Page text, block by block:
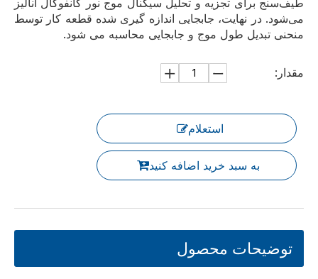
طیف‌سنج برای تجزیه و تحلیل سیگنال موج نور کانفوکال آنالیز
می‌شود. در نهایت، جابجایی اندازه گیری شده قطعه کار توسط
منحنی تبدیل طول موج و جابجایی محاسبه می شود.
مقدار:
استعلام
به سبد خرید اضافه کنید
توضیحات محصول